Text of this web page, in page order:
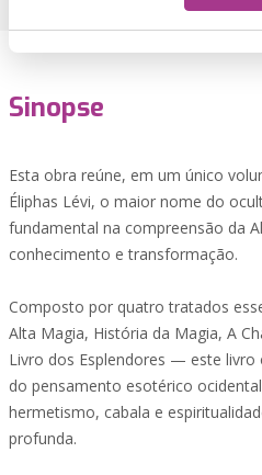
Sinopse
Esta obra reúne, em um único
Éliphas Lévi, o maior nome do
fundamental na compreensão da
conhecimento e transformação.
Composto por quatro tratados
Alta Magia, História da Magia, A
Livro dos Esplendores — este
do pensamento esotérico
hermetismo, cabala e
profunda.